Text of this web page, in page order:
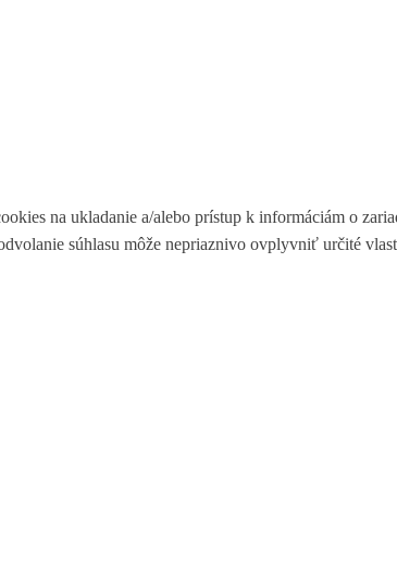
na ukladanie a/alebo prístup k informáciám o
súhlasu môže nepriaznivo ovplyvniť určité